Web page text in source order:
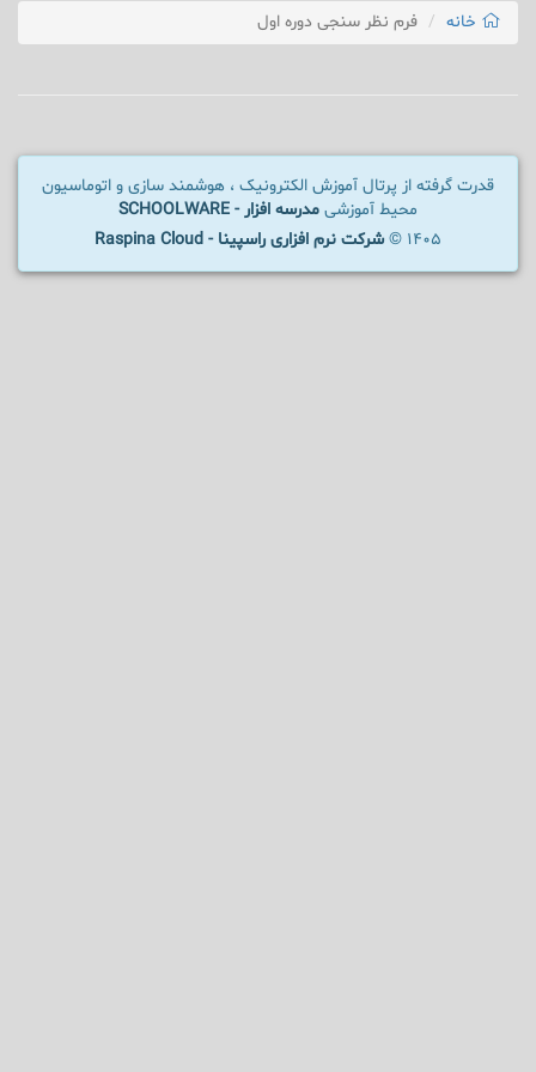
خانه فرم نظر سنجی دوره اول
قدرت گرفته از پرتال آموزش الکترونیک ، هوشمند سازی و اتوماسیون
محیط آموزشی مدرسه افزار - SCHOOLWARE
1405 ©
شرکت نرم افزاری راسپینا - Raspina Cloud